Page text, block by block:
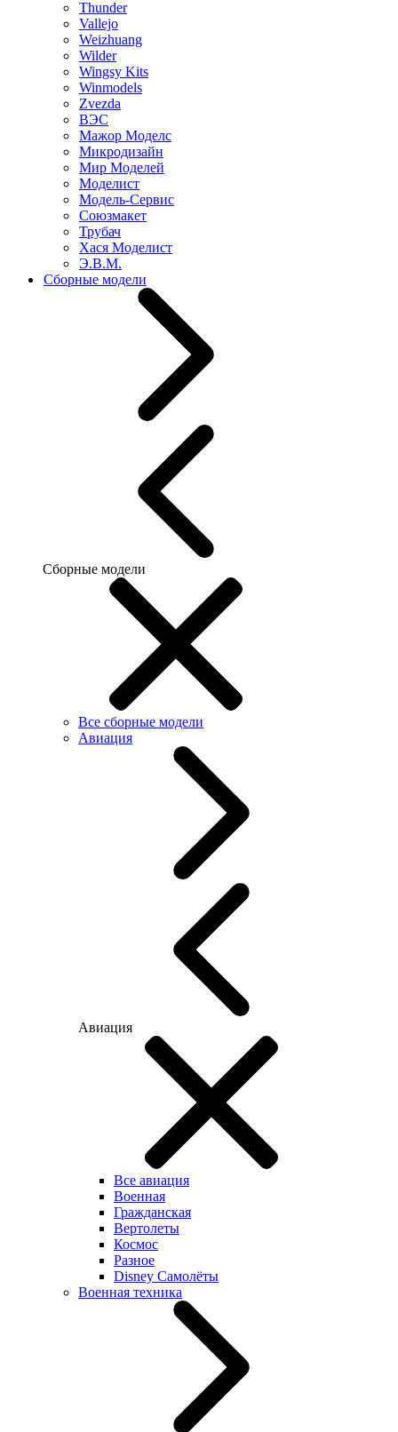
Thunder
Vallejo
Weizhuang
Wilder
Wingsy Kits
Winmodels
Zvezda
ВЭС
Мажор Моделс
Микродизайн
Мир Моделей
Моделист
Модель-Сервис
Союзмакет
Трубач
Хася Моделист
Э.В.М.
Сборные модели
Сборные модели
Все сборные модели
Авиация
Авиация
Все авиация
Военная
Гражданская
Вертолеты
Космос
Разное
Disney Самолёты
Военная техника